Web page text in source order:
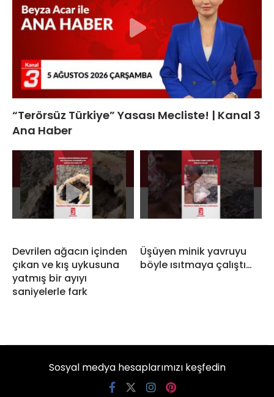
“Terörsüz Türkiye” Yasası Mecliste! | Kanal 3
Ana Haber
Devrilen ağacın içinden
çıkan ve kış uykusuna
yatmış bir ayıyı
saniyelerle fark
Üşüyen minik yavruyu
böyle ısıtmaya çalıştı…
Sosyal medya hesaplarımızı keşfedin